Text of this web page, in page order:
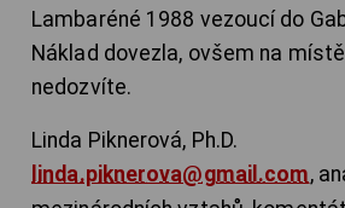
Lambaréné 1988 vezoucí do
Náklad dovezla, ovšem na
nedozvíte.
Linda Piknerová, Ph.D.
linda.piknerova@gmail.com,